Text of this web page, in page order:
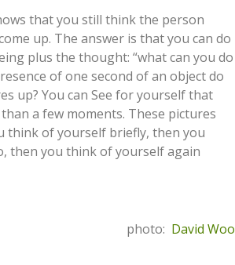
that you still think the person
up. The answer is that you can do
plus the thought: “what can you do
of one second of an object do
up? You can See for yourself that
a few moments. These pictures
think of yourself briefly, then you
then you think of yourself again
photo: David Woo